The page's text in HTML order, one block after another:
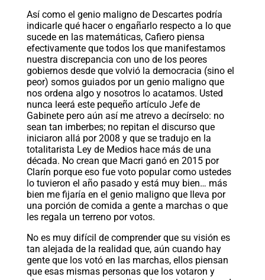
Así como el genio maligno de Descartes podría
indicarle qué hacer o engañarlo respecto a lo que
sucede en las matemáticas, Cafiero piensa
efectivamente que todos los que manifestamos
nuestra discrepancia con uno de los peores
gobiernos desde que volvió la democracia (sino el
peor) somos guiados por un genio maligno que
nos ordena algo y nosotros lo acatamos. Usted
nunca leerá este pequeño artículo Jefe de
Gabinete pero aún así me atrevo a decírselo: no
sean tan imberbes; no repitan el discurso que
iniciaron allá por 2008 y que se tradujo en la
totalitarista Ley de Medios hace más de una
década. No crean que Macri ganó en 2015 por
Clarín porque eso fue voto popular como ustedes
lo tuvieron el año pasado y está muy bien… más
bien me fijaría en el genio maligno que lleva por
una porción de comida a gente a marchas o que
les regala un terreno por votos.
No es muy difícil de comprender que su visión es
tan alejada de la realidad que, aún cuando hay
gente que los votó en las marchas, ellos piensan
que esas mismas personas que los votaron y